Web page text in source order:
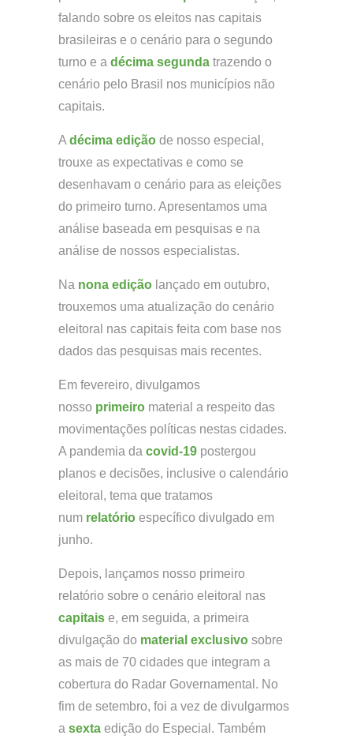
falando sobre os eleitos nas capitais
brasileiras e o cenário para o segundo
turno e a décima segunda trazendo o
cenário pelo Brasil nos municípios não
capitais.
A décima edição de nosso especial,
trouxe as expectativas e como se
desenhavam o cenário para as eleições
do primeiro turno. Apresentamos uma
análise baseada em pesquisas e na
análise de nossos especialistas.
Na nona edição lançado em outubro,
trouxemos uma atualização do cenário
eleitoral nas capitais feita com base nos
dados das pesquisas mais recentes.
Em fevereiro, divulgamos
nosso primeiro material a respeito das
movimentações políticas nestas cidades.
A pandemia da covid-19 postergou
planos e decisões, inclusive o calendário
eleitoral, tema que tratamos
num relatório específico divulgado em
junho.
Depois, lançamos nosso primeiro
relatório sobre o cenário eleitoral nas
capitais e, em seguida, a primeira
divulgação do material exclusivo sobre
as mais de 70 cidades que integram a
cobertura do Radar Governamental. No
fim de setembro, foi a vez de divulgarmos
a sexta edição do Especial. Também